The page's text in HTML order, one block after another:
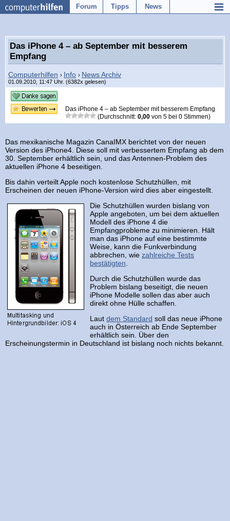
Forum Tipps News
Das iPhone 4 – ab September mit besserem
Empfang
Computerhilfen › Info › News Archiv
01.09.2010, 11:47 Uhr. (6382x gelesen)
Das iPhone 4 – ab September mit besserem Empfang
(Durchschnitt: 0,00 von 5 bei 0 Stimmen)
Das mexikanische Magazin CanaIMX berichtet von der neuen
Version des iPhone4. Diese soll mit verbessertem Empfang ab dem
30. September erhältlich sein, und das Antennen-Problem des
aktuellen iPhone 4 beseitigen.
Bis dahin verteilt Apple noch kostenlose Schutzhüllen, mit
Erscheinen der neuen iPhone-Version wird dies aber eingestellt.
Die Schutzhüllen wurden bislang von
Apple angeboten, um bei dem aktuellen
Modell des iPhone 4 die
Empfangprobleme zu minimieren. Hält
man das iPhone auf eine bestimmte
Weise, kann die Funkverbindung
abbrechen, wie zahlreiche Tests
bestätigten
Durch die Schutzhüllen wurde das
Problem bislang beseitigt, die neuen
iPhone Modelle sollen das aber auch
direkt ohne Hülle schaffen.
Laut dem Standard soll das neue iPhone
auch in Österreich ab Ende September
erhältlich sein. Über den
Erscheinungstermin in Deutschland ist bislang noch nichts bekannt.